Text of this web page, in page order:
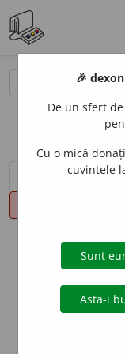
sinteza definițiilor
info
🎉
De un sfert
Cu o mică
cuvintele